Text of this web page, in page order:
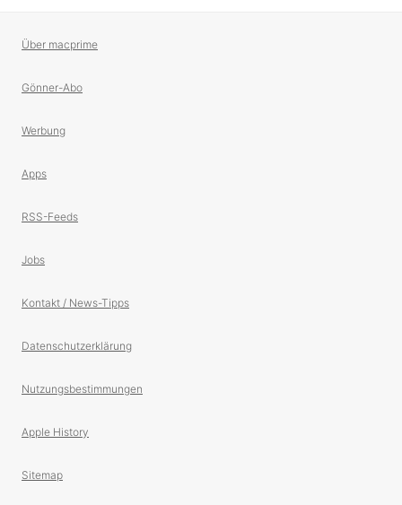
Über macprime
Gönner-Abo
Werbung
Apps
RSS-Feeds
Jobs
Kontakt / News-Tipps
Datenschutzerklärung
Nutzungsbestimmungen
Apple History
Sitemap